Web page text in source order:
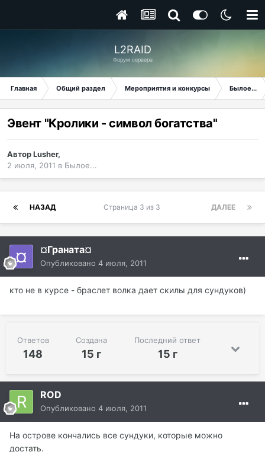
L2RAID
Форум сервера
Главная Общий раздел Мероприятия и конкурсы Былое...
Эвент "Кролики - символ богатства"
АвторLusher,
2 июля, 2011 в Былое...
НАЗАД ДАЛЕЕ
Страница 3 из 3
¤Граната¤
Опубликовано 4 июля, 2011
кто не в курсе - браслет волка дает скилы для сундуков)
Ответов
148
Создана
15 г
Последний ответ
15 г
ROD
Опубликовано 4 июля, 2011
На острове кончались все сундуки, которые можно
достать.